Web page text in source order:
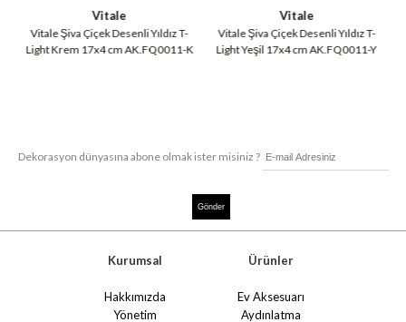
Vitale
Vitale Şiva Çiçek Desenli Yıldız T-
Light Krem 17x4 cm AK.FQ0011-K
Vitale
Vitale Şiva Çiçek Desenli Yıldız T-
Light Yeşil 17x4 cm AK.FQ0011-Y
Dekorasyon dünyasına abone olmak ister misiniz ?
Kurumsal
Hakkımızda
Yönetim
Ürünler
Ev Aksesuarı
Aydınlatma